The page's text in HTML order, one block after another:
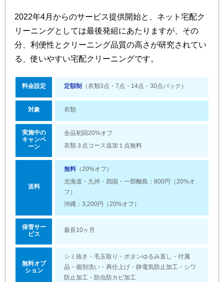
2022年4月からのサービス提供開始と、ネット宅配ク
リーニングとしては最後発組にあたりますが、その
分、利便性とクリーニング品質の高さが研究されてい
る、使いやすい宅配クリーニングです。
料金設定 定額制 （衣類3点・7点・14点・30点パック）
対象 衣類
実施中の
キャンペ
ーン
全品初回20%オフ
衣類３点コース追加１点無料
送料
無料 （20%オフ）
北海道・九州・四国・一部離島：800円（20%オ
フ）
沖縄：3,200円（20%オフ）
保管サー
ビス
最長10ヶ月
無料オプ
ション
シミ抜き・毛玉取り・ボタンゆるみ直し・付属
品・個別洗い・再仕上げ・静電気防止加工・シワ
防止加工・防虫防カビ加工